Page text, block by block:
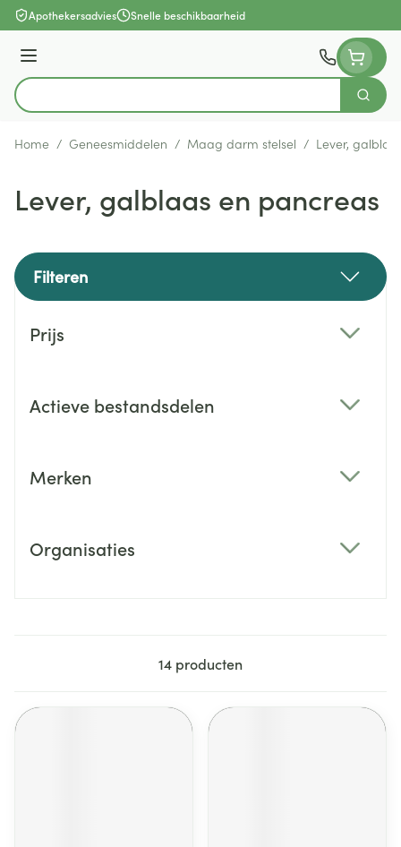
Ga naar de inhoud
Apothekersadvies Snelle beschikbaarheid
Menu
Product, merk, categorie...
Zoek
Home / Geneesmiddelen / Maag darm stelsel / Lever,
Lever, galblaas en pancreas
Filteren
Prijs
Actieve bestandsdelen
Merken
Organisaties
14 producten